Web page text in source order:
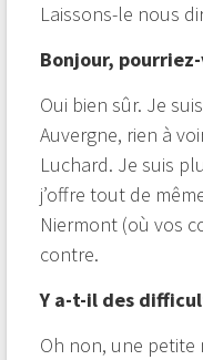
Laissons-le nous
Bonjour,
Oui bien sûr. Je
Auvergne, rien à
Luchard. Je suis
j’offre tout de
Niermont (où vos
contre.
Y a-t-il des
Oh non, une petite